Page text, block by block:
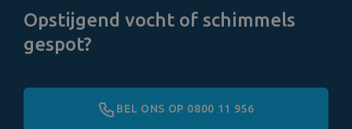
Opstijgend vocht of schimmels
gespot?
BEL ONS OP 0800 11 956